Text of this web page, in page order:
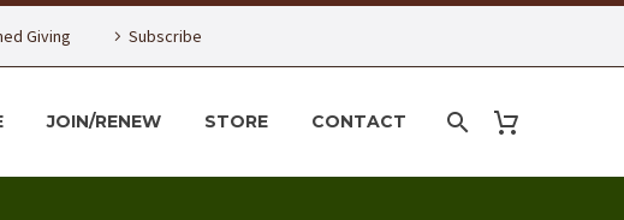
Giving Subscribe
JOIN/RENEW STORE CONTACT